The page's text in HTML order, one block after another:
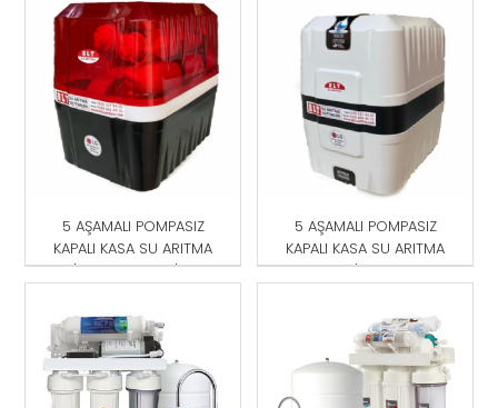
5 AŞAMALI POMPASIZ
KAPALI KASA SU ARITMA
CİHAZI KIRMIZI-SİYAH
5 AŞAMALI POMPASIZ
KAPALI KASA SU ARITMA
CİHAZI